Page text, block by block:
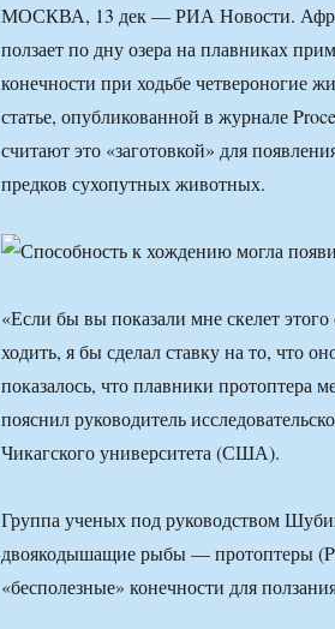
МОСКВА, 13 дек — РИА Новости.
ползает по дну озера на плавниках
конечности при ходьбе четвероногие
статье, опубликованной в журнале
считают это «заготовкой» для
предков сухопутных животных.
«Если бы вы показали мне скелет
ходить, я бы сделал ставку на то, что
показалось, что плавники протоптера
пояснил руководитель
Чикагского университета (США).
Группа ученых под руководством
двоякодышащие рыбы — протоптеры
«бесполезные» конечности для